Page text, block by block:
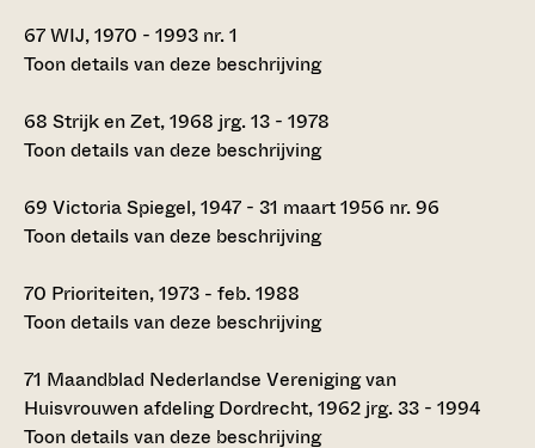
67WIJ, 1970 - 1993 nr. 1
Toon details van deze beschrijving
68 Strijk en Zet, 1968 jrg. 13 - 1978
Toon details van deze beschrijving
69 Victoria Spiegel, 1947 - 31 maart 1956 nr. 96
Toon details van deze beschrijving
70 Prioriteiten, 1973 - feb. 1988
Toon details van deze beschrijving
71 Maandblad Nederlandse Vereniging van
Huisvrouwen afdeling Dordrecht, 1962 jrg. 33 - 1994
Toon details van deze beschrijving